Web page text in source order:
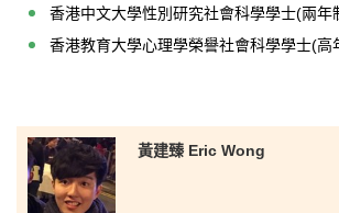
香港中文大學性別研究社會科學學士(兩年
香港教育大學心理學榮譽社會科學學士(高
黃建臻 Eric Wong